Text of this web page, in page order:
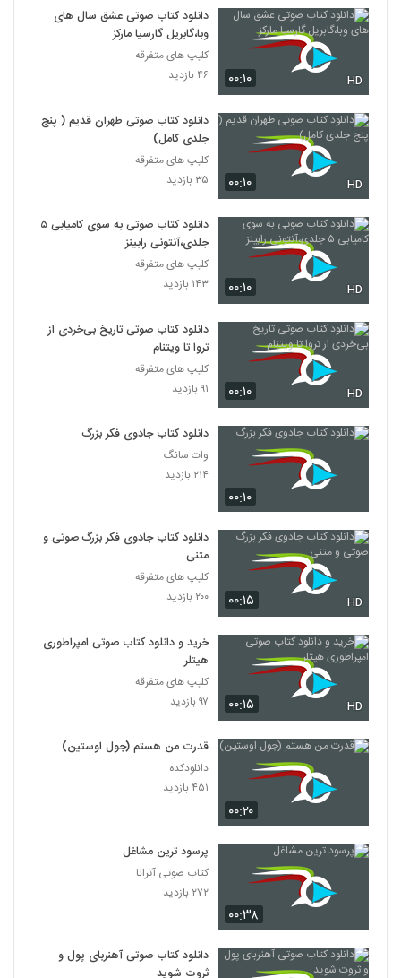
۰۰:۱۰ HD
دانلود کتاب صوتی عشق سال های
وبا،گابریل گارسیا مارکز
کلیپ های متفرقه
۴۶ بازدید
۰۰:۱۰ HD
دانلود کتاب صوتی طهران قدیم ( پنج
جلدی کامل)
کلیپ های متفرقه
۳۵ بازدید
۰۰:۱۰ HD
دانلود کتاب صوتی به سوی کامیابی ۵
جلدی،آنتونی رابینز
کلیپ های متفرقه
۱۴۳ بازدید
۰۰:۱۰ HD
دانلود کتاب صوتی تاریخ بی‌خردی از
تروا تا ویتنام
کلیپ های متفرقه
۹۱ بازدید
۰۰:۱۰
دانلود کتاب جادوی فکر بزرگ
وات سانگ
۲۱۴ بازدید
۰۰:۱۵ HD
دانلود کتاب جادوی فکر بزرگ صوتی و
متنی
کلیپ های متفرقه
۲۰۰ بازدید
۰۰:۱۵ HD
خرید و دانلود کتاب صوتی امپراطوری
هیتلر
کلیپ های متفرقه
۹۷ بازدید
۰۰:۲۰
قدرت من هستم (جول اوستین)
دانلودکده
۴۵۱ بازدید
۰۰:۳۸
پرسود ترین مشاغل
کتاب صوتی آترانا
۲۷۲ بازدید
دانلود کتاب صوتی آهنربای پول و
ثروت شوید